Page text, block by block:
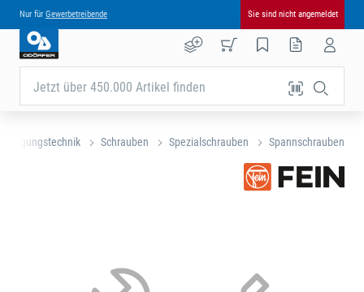
Nur für Gewerbetreibende Sie sind nicht angemeldet
Jetzt über 450.000 Artikel finden
Schrauben Spezialschrauben Spannschrauben